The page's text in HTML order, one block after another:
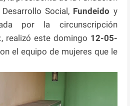
Social, Fundeido y
por la circunscripción
, realizó este domingo 12-05-
el equipo de mujeres que le